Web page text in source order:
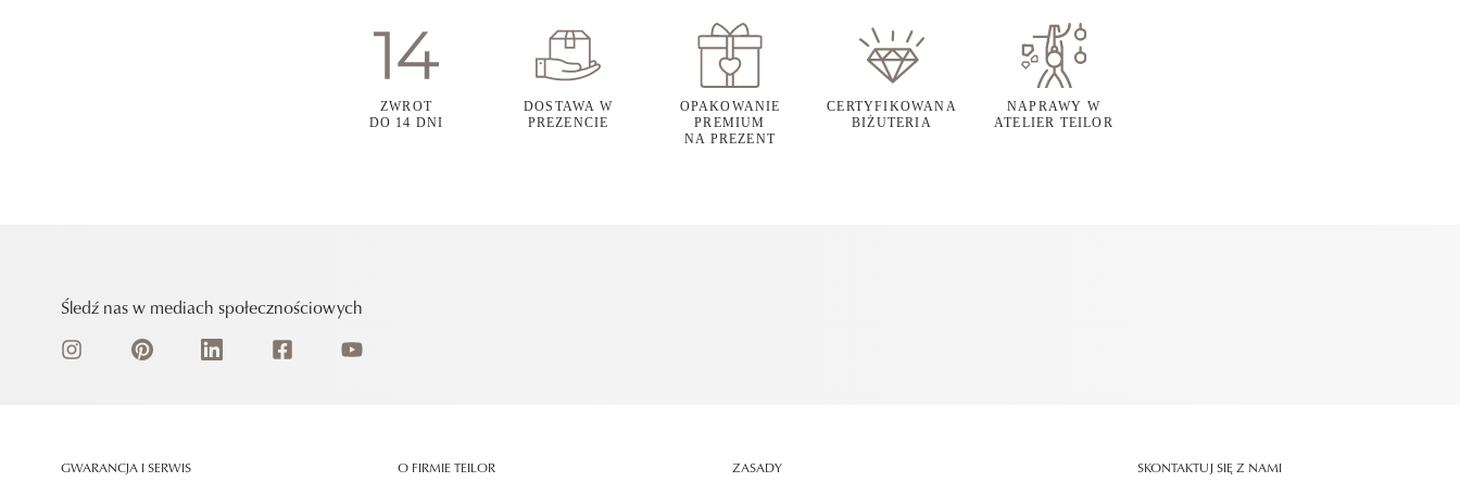
ZWROT
DO 14 DNI
DOSTAWA W
PREZENCIE
OPAKOWANIE
PREMIUM
NA PREZENT
CERTYFIKOWANA
BIŻUTERIA
NAPRAWY W
ATELIER TEILOR
Śledź nas w mediach społecznościowych
GWARANCJA I SERWIS O FIRMIE TEILOR ZASADY SKONTAKTUJ SIĘ Z NAMI